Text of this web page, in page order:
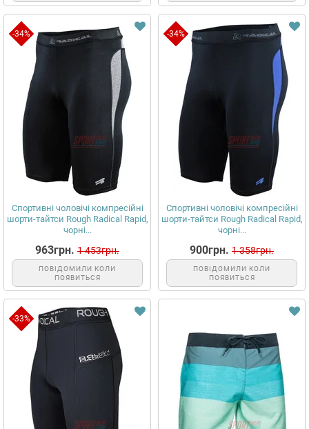
-34%
Спортивні чоловічі компресійні
шорти-тайтси Rough Radical Rapid,
чорні...
963грн. 1 453грн.
ПОВІДОМИЛИ КОЛИ
ПОЯВИТЬСЯ
-34%
Спортивні чоловічі компресійні
шорти-тайтси Rough Radical Rapid,
чорні...
900грн. 1 358грн.
ПОВІДОМИЛИ КОЛИ
ПОЯВИТЬСЯ
-33%